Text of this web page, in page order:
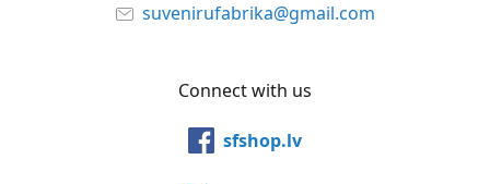
suvenirufabrika@gmail.com
Connect with us
sfshop.lv